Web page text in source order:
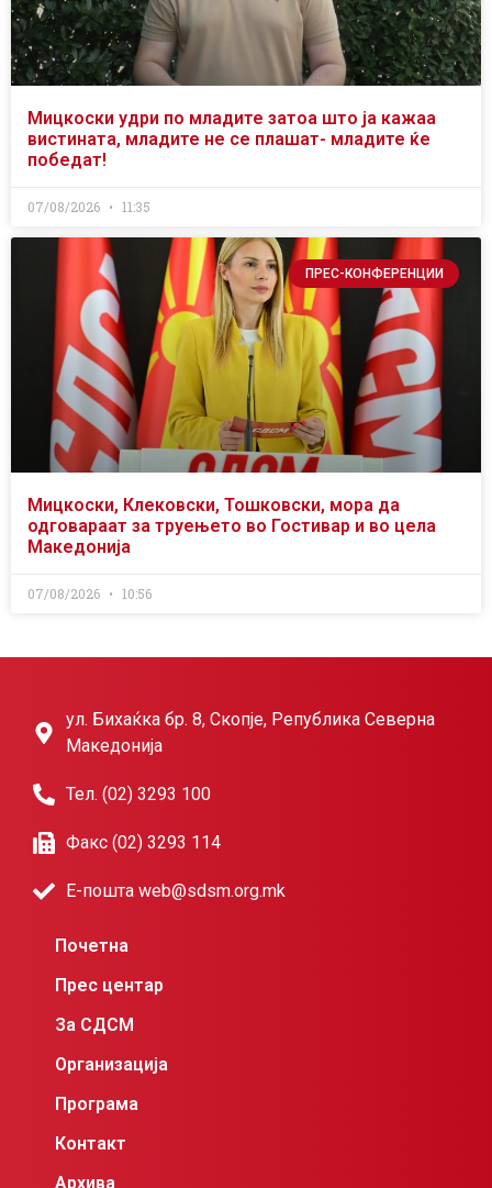
Мицкоски удри по младите затоа што ја кажаа
вистината, младите не се плашат- младите ќе
победат!
07/08/2026 11:35
ПРЕС-КОНФЕРЕНЦИИ
Мицкоски, Клековски, Тошковски, мора да
одговараат за труењето во Гостивар и во цела
Македонија
07/08/2026 10:56
ул. Бихаќка бр. 8, Скопје, Република Северна
Македонија
Тел. (02) 3293 100
Факс (02) 3293 114
Е-пошта web@sdsm.org.mk
Почетна
Прес центар
За СДСМ
Организација
Програма
Контакт
Архива